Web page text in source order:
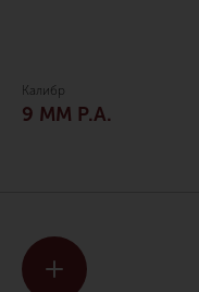
Калибр
9 ММ P.A.